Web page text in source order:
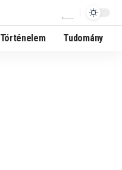
Történelem Tudomány